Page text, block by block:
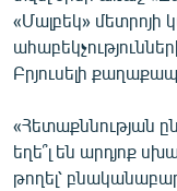
ՁԳՏԵԼՈՎ
ՓՈԴՔԱՍԹ
Հայերեն
English
«Մալբեկ» մետրոյի
Բրյուսելի
«Հետաքննության
եղե՞լ են արդյոք
թողել՝